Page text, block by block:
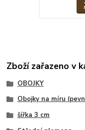
Zboží zařazeno v
OBOJKY
Obojky na míru
šířka 3 cm